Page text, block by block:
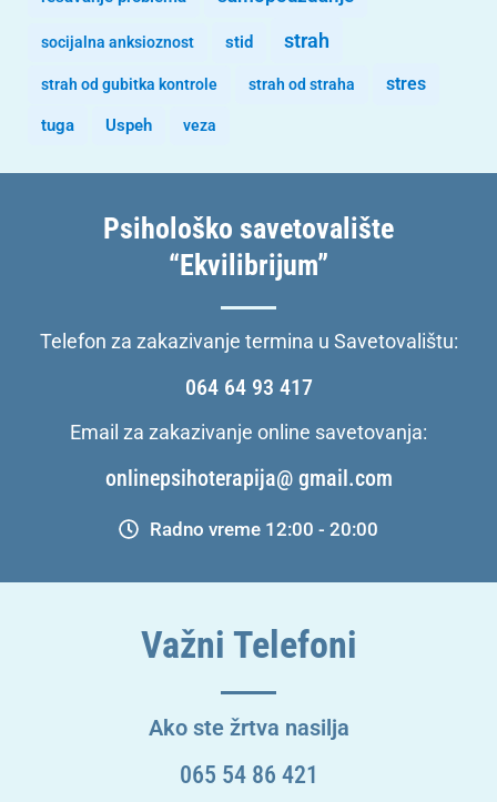
socijalna anksioznost stid strah
strah od gubitka kontrole strah od straha stres
tuga Uspeh veza
Psihološko savetovalište
“Ekvilibrijum”
Telefon za zakazivanje termina u Savetovalištu:
064 64 93 417
Email za zakazivanje online savetovanja:
onlinepsihoterapija@ gmail.com
Radno vreme 12:00 - 20:00
Važni Telefoni
Ako ste žrtva nasilja
065 54 86 421